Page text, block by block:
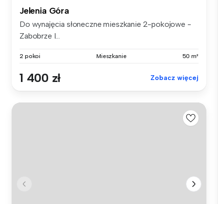
Jelenia Góra
Do wynajęcia słoneczne mieszkanie 2-pokojowe -
Zabobrze I...
2 pokoi Mieszkanie 50 m²
1 400 zł Zobacz więcej